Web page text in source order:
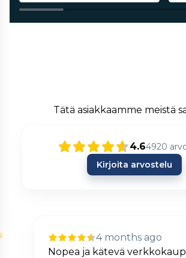
Tätä asiakkaamme meistä
4.64920
Kirjoita arvostelu
4 months ago
Nopea ja kätevä